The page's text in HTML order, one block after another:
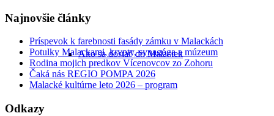
Ako sa dostať do Malaciek
Najnovšie články
Príspevok k farebnosti fasády zámku v Malackách
Potulky Malackami, krypty, synagóga a múzeum
Rodina mojich predkov Vícenovcov zo Zohoru
Čaká nás REGIO POMPA 2026
Malacké kultúrne leto 2026 – program
Odkazy